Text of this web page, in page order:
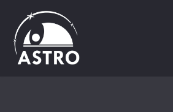
Saltar
al
contenido